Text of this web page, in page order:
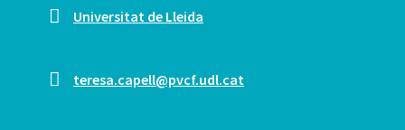
Universitat de Lleida
teresa.capell@pvcf.udl.cat